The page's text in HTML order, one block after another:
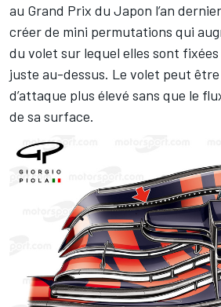
au Grand Prix du Japon l’an
créer de mini permutations qui
du volet sur lequel elles sont
juste au-dessus. Le volet peut
d’attaque plus élevé sans que le
de sa surface.